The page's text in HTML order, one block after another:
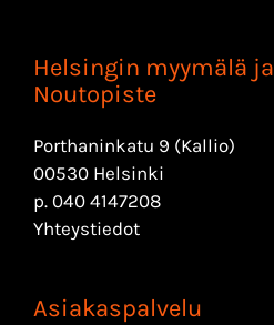
Helsingin myymälä ja
Noutopiste
Porthaninkatu 9 (Kallio)
00530 Helsinki
p. 040 4147208
Yhteystiedot
Asiakaspalvelu